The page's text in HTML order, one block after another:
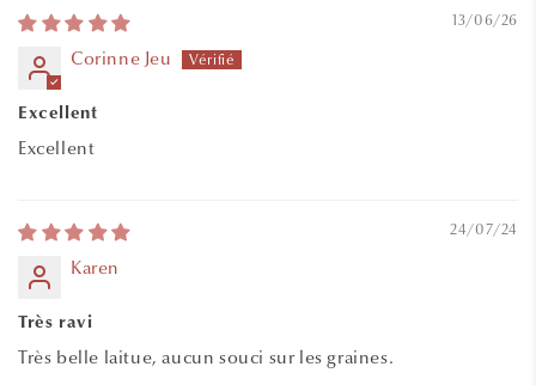
13/06/26
Corinne Jeu
Excellent
Excellent
24/07/24
Karen
Très ravi
Très belle laitue, aucun souci sur les graines.